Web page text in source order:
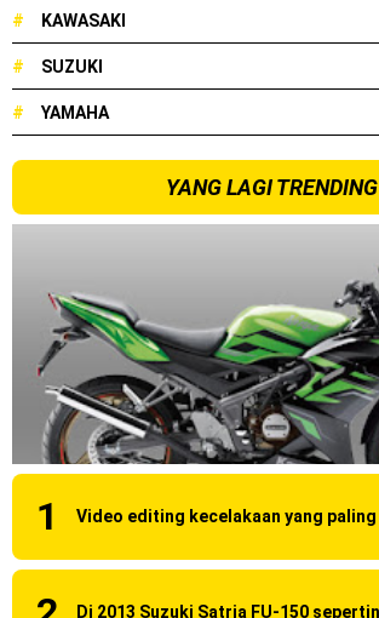
# KAWASAKI
# SUZUKI
# YAMAHA
YANG LAGI TRENDING